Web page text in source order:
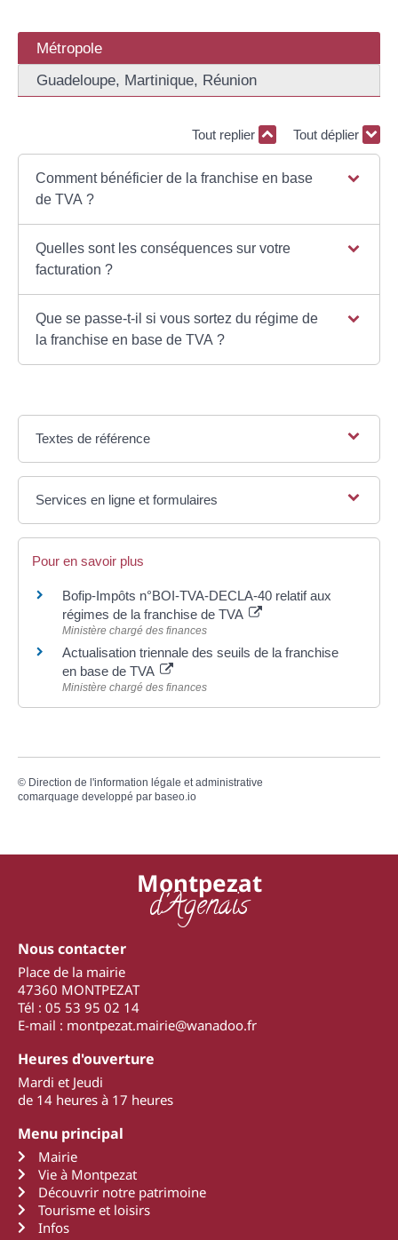
Métropole
Guadeloupe, Martinique, Réunion
Tout replier Tout déplier
Comment bénéficier de la franchise en base
de TVA ?
Quelles sont les conséquences sur votre
facturation ?
Que se passe-t-il si vous sortez du régime de
la franchise en base de TVA ?
Textes de référence
Services en ligne et formulaires
Pour en savoir plus
Bofip-Impôts n°BOI-TVA-DECLA-40 relatif aux
régimes de la franchise de TVA
Ministère chargé des finances
Actualisation triennale des seuils de la franchise
en base de TVA
Ministère chargé des finances
© Direction de l'information légale et administrative
comarquage developpé par baseo.io
Montpezat
d'Agenais
Nous contacter
Place de la mairie
47360 MONTPEZAT
Tél : 05 53 95 02 14
E-mail : montpezat.mairie@wanadoo.fr
Heures d'ouverture
Mardi et Jeudi
de 14 heures à 17 heures
Menu principal
Mairie
Vie à Montpezat
Découvrir notre patrimoine
Tourisme et loisirs
Infos